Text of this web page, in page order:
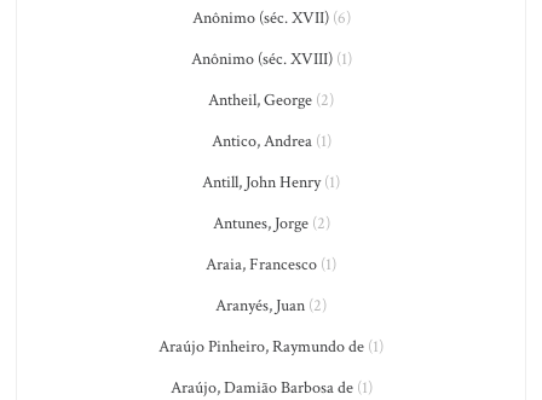
Anônimo (séc. XVII)(6)
Anônimo (séc. XVIII)(1)
Antheil, George (2)
Antico, Andrea(1)
Antill, John Henry(1)
Antunes, Jorge(2)
Araia, Francesco (1)
Aranyés, Juan (2)
Araújo Pinheiro, Raymundo de (1)
Araújo, Damião Barbosa de(1)